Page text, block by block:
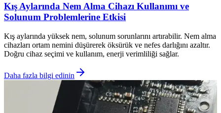
Kış Aylarında Nem Alma Cihazı Kullanımı ve
Solunum Problemlerine Etkisi
Kış aylarında yüksek nem, solunum sorunlarını artırabilir. Nem alma
cihazları ortam nemini düşürerek öksürük ve nefes darlığını azaltır.
Doğru cihaz seçimi ve kullanım, enerji verimliliği sağlar.
Daha fazla bilgi edinin